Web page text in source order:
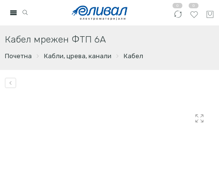
0 0
Кабел мрежен ФТП 6А
Почетна Кабли, црева, канали Кабел